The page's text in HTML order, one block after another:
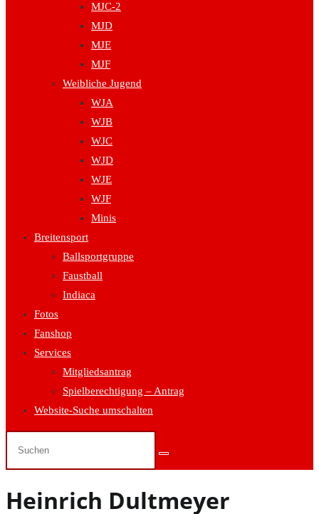
MJC-2
MJD
MJE
MJF
Weibliche Jugend
WJA
WJB
WJC
WJD
WJE
WJF
Minis
Breitensport
Ballsportgruppe
Faustball
Indiaca
Fotos
Fanshop
Services
Mitgliedsantrag
Spielberechtigung – Antrag
Website-Suche umschalten
Heinrich Dultmeyer